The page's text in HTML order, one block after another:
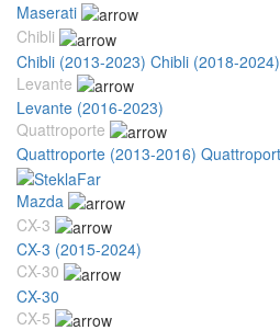
Maserati
Chibli
Chibli (2013-2023) Chibli (2018-2024)
Levante
Levante (2016-2023)
Quattroporte
Quattroporte (2013-2016)
Mazda
CX-3
CX-3 (2015-2024)
CX-30
CX-30
CX-5